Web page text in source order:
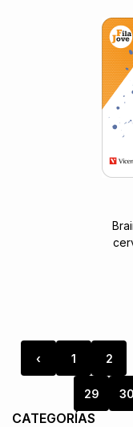
‹ 1 2
29 30
CATEGORÍAS